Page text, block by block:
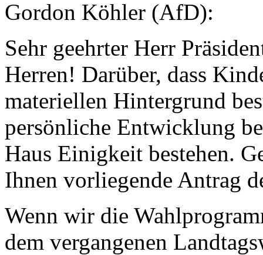
Gordon Köhler (AfD):
Sehr geehrter Herr
Herren! Darüber, dass
materiellen Hintergrund
persönliche Entwicklung
Haus Einigkeit bestehen.
Ihnen vorliegende Antrag
Wenn wir die
dem vergangenen